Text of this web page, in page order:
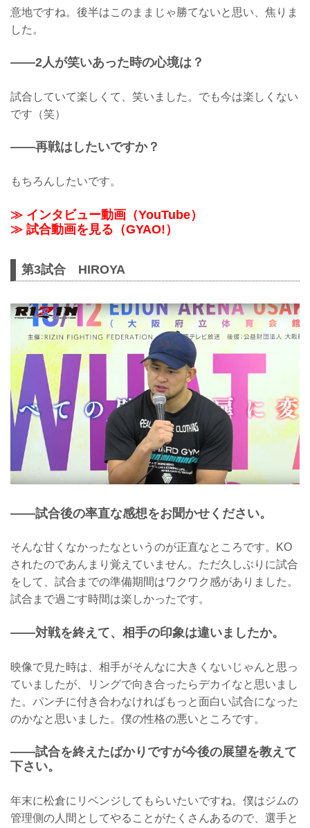
意地ですね。後半はこのままじゃ勝てないと思い、焦りま
した。
——2人が笑いあった時の心境は？
試合していて楽しくて、笑いました。でも今は楽しくない
です（笑）
——再戦はしたいですか？
もちろんしたいです。
≫ インタビュー動画（YouTube）
≫ 試合動画を見る（GYAO!）
第3試合 HIROYA
——試合後の率直な感想をお聞かせください。
そんな甘くなかったなというのが正直なところです。KO
されたのであんまり覚えていません。ただ久しぶりに試合
をして、試合までの準備期間はワクワク感がありました。
試合まで過ごす時間は楽しかったです。
——対戦を終えて、相手の印象は違いましたか。
映像で見た時は、相手がそんなに大きくないじゃんと思っ
ていましたが、リングで向き合ったらデカイなと思いまし
た。パンチに付き合わなければもっと面白い試合になった
のかなと思いました。僕の性格の悪いところです。
——試合を終えたばかりですが今後の展望を教えて
下さい。
年末に松倉にリベンジしてもらいたいですね。僕はジムの
管理側の人間としてやることがたくさんあるので、選手と